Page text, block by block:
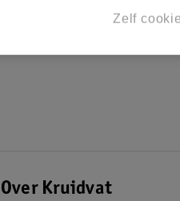
Over Kruidvat
Zelf